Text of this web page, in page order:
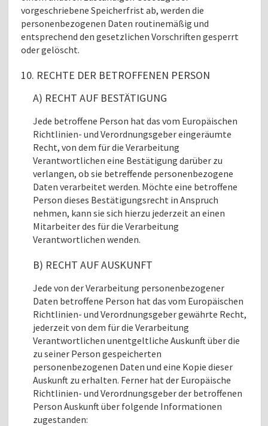
vorgeschriebene Speicherfrist ab, werden die
personenbezogenen Daten routinemäßig und
entsprechend den gesetzlichen Vorschriften gesperrt
oder gelöscht.
10. RECHTE DER BETROFFENEN PERSON
A) RECHT AUF BESTÄTIGUNG
Jede betroffene Person hat das vom Europäischen
Richtlinien- und Verordnungsgeber eingeräumte
Recht, von dem für die Verarbeitung
Verantwortlichen eine Bestätigung darüber zu
verlangen, ob sie betreffende personenbezogene
Daten verarbeitet werden. Möchte eine betroffene
Person dieses Bestätigungsrecht in Anspruch
nehmen, kann sie sich hierzu jederzeit an einen
Mitarbeiter des für die Verarbeitung
Verantwortlichen wenden.
B) RECHT AUF AUSKUNFT
Jede von der Verarbeitung personenbezogener
Daten betroffene Person hat das vom Europäischen
Richtlinien- und Verordnungsgeber gewährte Recht,
jederzeit von dem für die Verarbeitung
Verantwortlichen unentgeltliche Auskunft über die
zu seiner Person gespeicherten
personenbezogenen Daten und eine Kopie dieser
Auskunft zu erhalten. Ferner hat der Europäische
Richtlinien- und Verordnungsgeber der betroffenen
Person Auskunft über folgende Informationen
zugestanden: